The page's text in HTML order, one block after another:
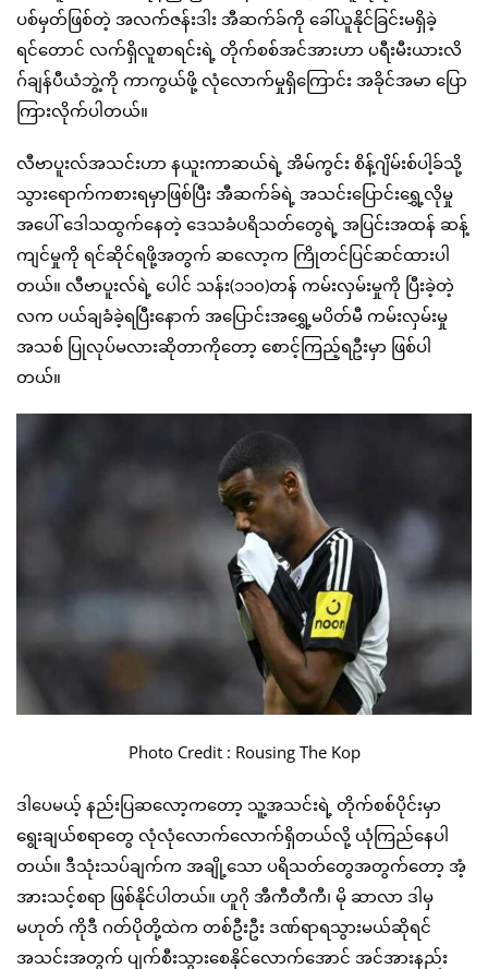
ပစ်မှတ်ဖြစ်တဲ့ အလက်ဇန်းဒါး အီဆက်ခ်ကို ခေါ်ယူနိုင်ခြင်းမရှိခဲ့
ရင်တောင် လက်ရှိလူစာရင်းရဲ့ တိုက်စစ်အင်အားဟာ ပရီးမီးယားလိ
ဂ်ချန်ပီယံဘွဲ့ကို ကာကွယ်ဖို့ လုံလောက်မှုရှိကြောင်း အခိုင်အမာ ပြော
ကြားလိုက်ပါတယ်။
လီဗာပူးလ်အသင်းဟာ နယူးကာဆယ်ရဲ့ အိမ်ကွင်း စိန့်ဂျိမ်းစ်ပါ့ခ်သို့
သွားရောက်ကစားရမှာဖြစ်ပြီး အီဆက်ခ်ရဲ့ အသင်းပြောင်းရွှေ့လိုမှု
အပေါ် ဒေါသထွက်နေတဲ့ ဒေသခံပရိသတ်တွေရဲ့ အပြင်းအထန် ဆန့်
ကျင်မှုကို ရင်ဆိုင်ရဖို့အတွက် ဆလော့က ကြိုတင်ပြင်ဆင်ထားပါ
တယ်။ လီဗာပူးလ်ရဲ့ ပေါင် သန်း(၁၁၀)တန် ကမ်းလှမ်းမှုကို ပြီးခဲ့တဲ့
လက ပယ်ချခံခဲ့ရပြီးနောက် အပြောင်းအရွှေ့မပိတ်မီ ကမ်းလှမ်းမှု
အသစ် ပြုလုပ်မလားဆိုတာကိုတော့ စောင့်ကြည့်ရဦးမှာ ဖြစ်ပါ
တယ်။
Photo Credit : Rousing The Kop
ဒါပေမယ့် နည်းပြဆလော့ကတော့ သူ့အသင်းရဲ့ တိုက်စစ်ပိုင်းမှာ
ရွေးချယ်စရာတွေ လုံလုံလောက်လောက်ရှိတယ်လို့ ယုံကြည်နေပါ
တယ်။ ဒီသုံးသပ်ချက်က အချို့သော ပရိသတ်တွေအတွက်တော့ အံ့
အားသင့်စရာ ဖြစ်နိုင်ပါတယ်။ ဟူဂို အီကီတီကီ၊ မို ဆာလာ ဒါမှ
မဟုတ် ကိုဒီ ဂတ်ပိုတို့ထဲက တစ်ဦးဦး ဒဏ်ရာရသွားမယ်ဆိုရင်
အသင်းအတွက် ပျက်စီးသွားစေနိုင်လောက်အောင် အင်အားနည်း